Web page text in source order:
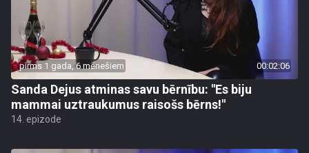
pirms 1 gada, 6 mēnešiem 00:02:06
Sanda Dejus atminas savu bērnību: "Es biju
mammai uztraukumus raisošs bērns!"
14. epizode